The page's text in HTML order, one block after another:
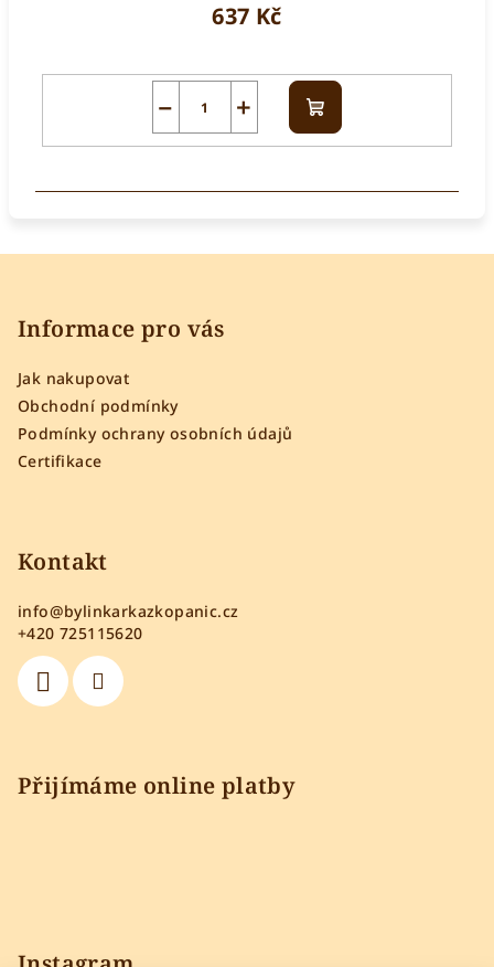
637 Kč
+
− Do
košíku
Informace pro vás
Jak nakupovat
Obchodní podmínky
Podmínky ochrany osobních údajů
Certifikace
Kontakt
info@bylinkarkazkopanic.cz
+420 725115620
Přijímáme online platby